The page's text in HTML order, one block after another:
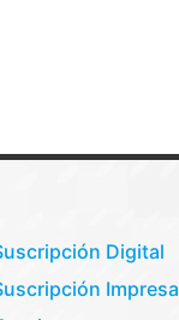
Digital
Impresa